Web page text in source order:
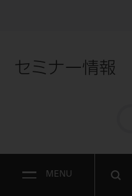
セミナー情報
MENU